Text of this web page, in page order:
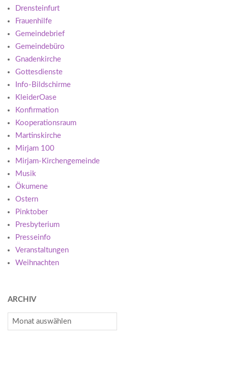
Drensteinfurt
Frauenhilfe
Gemeindebrief
Gemeindebüro
Gnadenkirche
Gottesdienste
Info-Bildschirme
KleiderOase
Konfirmation
Kooperationsraum
Martinskirche
Mirjam 100
Mirjam-Kirchengemeinde
Musik
Ökumene
Ostern
Pinktober
Presbyterium
Presseinfo
Veranstaltungen
Weihnachten
ARCHIV
Archiv